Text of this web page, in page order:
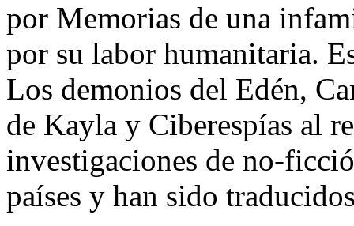
por Memorias de una
por su labor humanitaria.
Los demonios del Edén,
de Kayla y Ciberespías al
investigaciones de no-
países y han sido